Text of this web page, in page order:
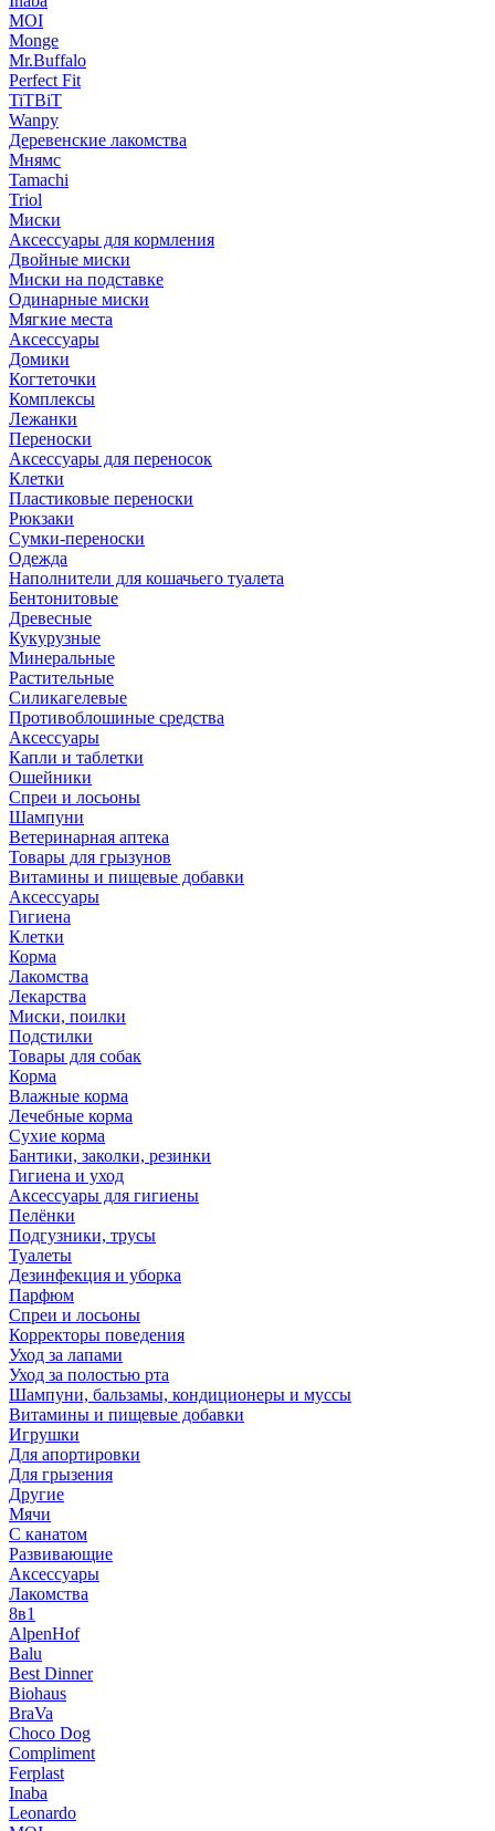
MOI
Monge
Mr.Buffalo
Perfect Fit
TiTBiT
Wanpy
Деревенские лакомства
Мнямс
Tamachi
Triol
Миски
Аксессуары для кормления
Двойные миски
Миски на подставке
Одинарные миски
Мягкие места
Аксессуары
Домики
Когтеточки
Комплексы
Лежанки
Переноски
Аксессуары для переносок
Клетки
Пластиковые переноски
Рюкзаки
Сумки-переноски
Одежда
Наполнители для кошачьего туалета
Бентонитовые
Древесные
Кукурузные
Минеральные
Растительные
Силикагелевые
Противоблошиные средства
Аксессуары
Капли и таблетки
Ошейники
Спреи и лосьоны
Шампуни
Ветеринарная аптека
Товары для грызунов
Витамины и пищевые добавки
Аксессуары
Гигиена
Клетки
Корма
Лакомства
Лекарства
Миски, поилки
Подстилки
Товары для собак
Корма
Влажные корма
Лечебные корма
Сухие корма
Бантики, заколки, резинки
Гигиена и уход
Аксессуары для гигиены
Пелёнки
Подгузники, трусы
Туалеты
Дезинфекция и уборка
Парфюм
Спреи и лосьоны
Корректоры поведения
Уход за лапами
Уход за полостью рта
Шампуни, бальзамы, кондиционеры и муссы
Витамины и пищевые добавки
Игрушки
Для апортировки
Для грызения
Другие
Мячи
С канатом
Развивающие
Аксессуары
Лакомства
8в1
AlpenHof
Balu
Best Dinner
Biohaus
BraVa
Choco Dog
Compliment
Ferplast
Inaba
Leonardo